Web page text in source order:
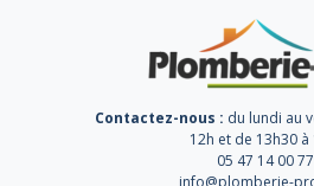
Contactez-nous : du lundi au
12h et de 13h30 à
05 47 14 00 77
info@plomberie-